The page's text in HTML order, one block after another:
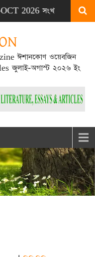
প্রকাশিত হবে
ঈশানকোণ ওয়েবজিন
জুলাই-অগাস্ট ২০২৬ ইং